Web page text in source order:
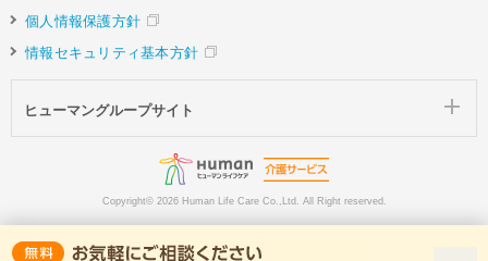
個人情報保護方針
情報セキュリティ基本方針
ヒューマングループサイト
Copyright© 2026 Human Life Care Co.,Ltd. All Right reserved.